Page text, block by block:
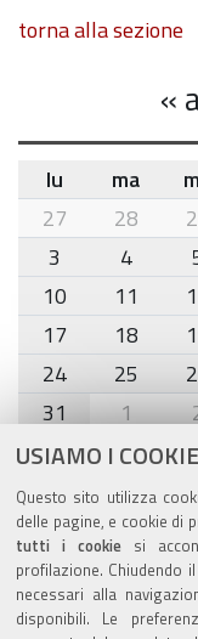
USIAMO I
Questo sito utilizza
delle pagine, e cookie di
tutti i cookiesi
profilazione. Chiudendo
necessari alla
disponibili. Le
torna alla sezione
«
month-
8
lu ma
27
28
3
4
10
11
17
18
24
25
31
1
Agenda
torna alla sezione